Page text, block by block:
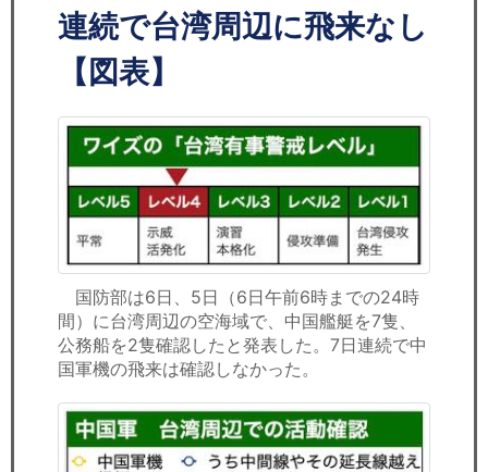
リサーチ
セミナー
経済ニュース
労務顧問
ＩＴ
飲食店情報
連続で台湾周辺に飛来なし
【図表】
国防部は6日、5日（6日午前6時までの24時
間）に台湾周辺の空海域で、中国艦艇を7隻、
公務船を2隻確認したと発表した。7日連続で中
国軍機の飛来は確認しなかった。